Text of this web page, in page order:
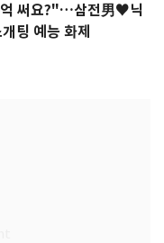
써요?"…삼전男♥닉
팅 예능 화제